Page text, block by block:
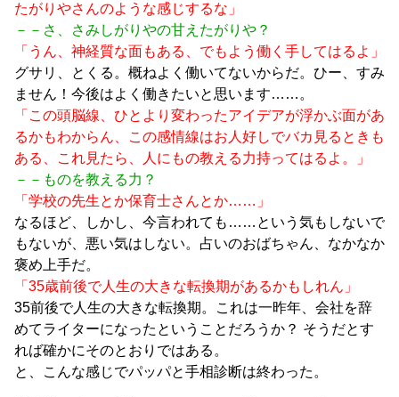
たがりやさんのような感じするな」
－－さ、さみしがりやの甘えたがりや？
「うん、神経質な面もある、でもよう働く手してはるよ」
グサリ、とくる。概ねよく働いてないからだ。ひー、すみ
ません！今後はよく働きたいと思います……。
「この頭脳線、ひとより変わったアイデアが浮かぶ面があ
るかもわからん、この感情線はお人好しでバカ見るときも
ある、これ見たら、人にもの教える力持ってはるよ。」
－－ものを教える力？
「学校の先生とか保育士さんとか……」
なるほど、しかし、今言われても……という気もしないで
もないが、悪い気はしない。占いのおばちゃん、なかなか
褒め上手だ。
「35歳前後で人生の大きな転換期があるかもしれん」
35前後で人生の大きな転換期。これは一昨年、会社を辞
めてライターになったということだろうか？ そうだとす
れば確かにそのとおりではある。
と、こんな感じでパッパと手相診断は終わった。